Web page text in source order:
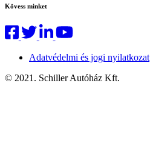
Kövess minket
Adatvédelmi és jogi nyilatkozat
© 2021. Schiller Autóház Kft.